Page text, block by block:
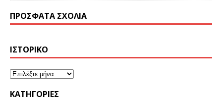
ΠΡΌΣΦΑΤΑ ΣΧΌΛΙΑ
ΙΣΤΟΡΙΚΌ
KΑΤΗΓΟΡΊΕΣ